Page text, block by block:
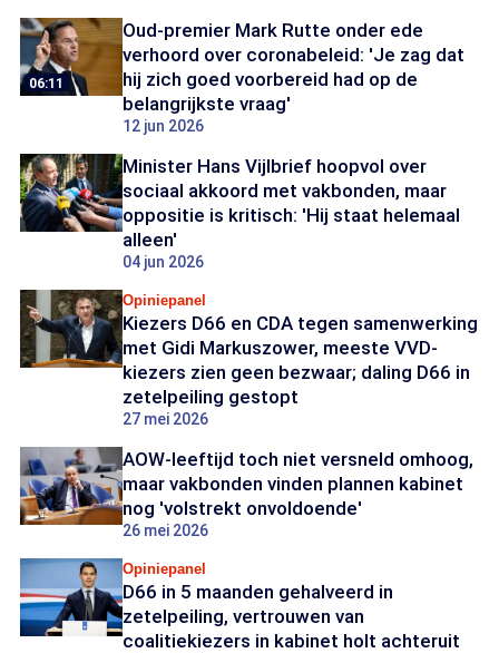
06:11
Oud-premier Mark Rutte onder ede
verhoord over coronabeleid: 'Je zag dat
hij zich goed voorbereid had op de
belangrijkste vraag'
12 jun 2026
Minister Hans Vijlbrief hoopvol over
sociaal akkoord met vakbonden, maar
oppositie is kritisch: 'Hij staat helemaal
alleen'
04 jun 2026
Opiniepanel
Kiezers D66 en CDA tegen samenwerking
met Gidi Markuszower, meeste VVD-
kiezers zien geen bezwaar; daling D66 in
zetelpeiling gestopt
27 mei 2026
AOW-leeftijd toch niet versneld omhoog,
maar vakbonden vinden plannen kabinet
nog 'volstrekt onvoldoende'
26 mei 2026
Opiniepanel
D66 in 5 maanden gehalveerd in
zetelpeiling, vertrouwen van
coalitiekiezers in kabinet holt achteruit